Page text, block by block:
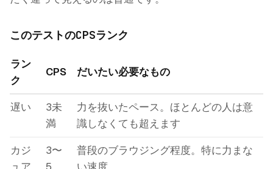
このテストのCPSランク
ラン
ク
CPS だいたい必要なもの
遅い
3未
満
力を抜いたペース。ほとんどの人は意
識しなくても超えます
カジ
3〜
普段のブラウジング程度。特に力まな